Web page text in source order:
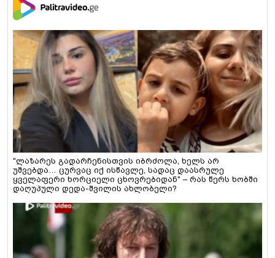
"ლაზარეს გადარჩენისთვის იბრძოლა, ხელს არ
უშვებდა… ცურვაც იქ ისწავლე, სადაც დაასრულე
ყველაფერი ხორციელი ცხოვრებიდან" – რას წერს ხობში
დაღუპული დედა-შვილის ახლობელი?